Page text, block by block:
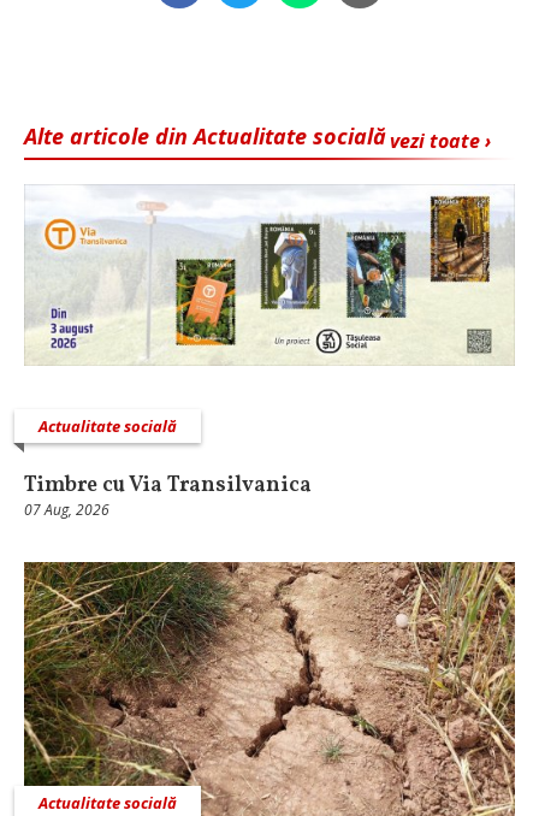
vezi toate ›
Alte articole din Actualitate socială
Actualitate socială
Timbre cu Via Transilvanica
07 Aug, 2026
Actualitate socială